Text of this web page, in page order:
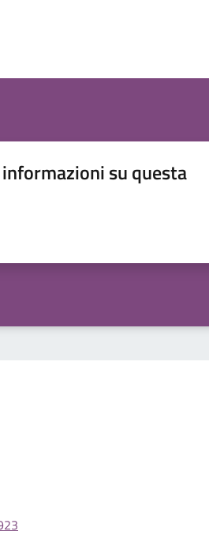
su questa